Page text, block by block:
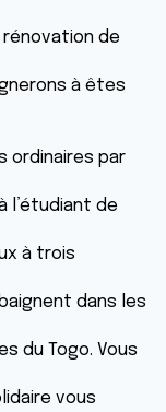
rénovation de
à êtes
ordinaires par
l’étudiant de
à trois
dans les
du Togo. Vous
vous